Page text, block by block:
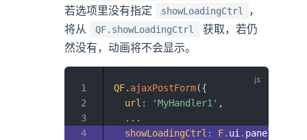
若选项里没有指定
showLoadingCtrl
，
将从
QF.showLoadingCtrl
获取，若仍
然没有，动画将不会显示。
QF. ajaxPostForm({
url : 'MyHandler1' ,
...
showLoadingCtrl : F. ui. panelMain